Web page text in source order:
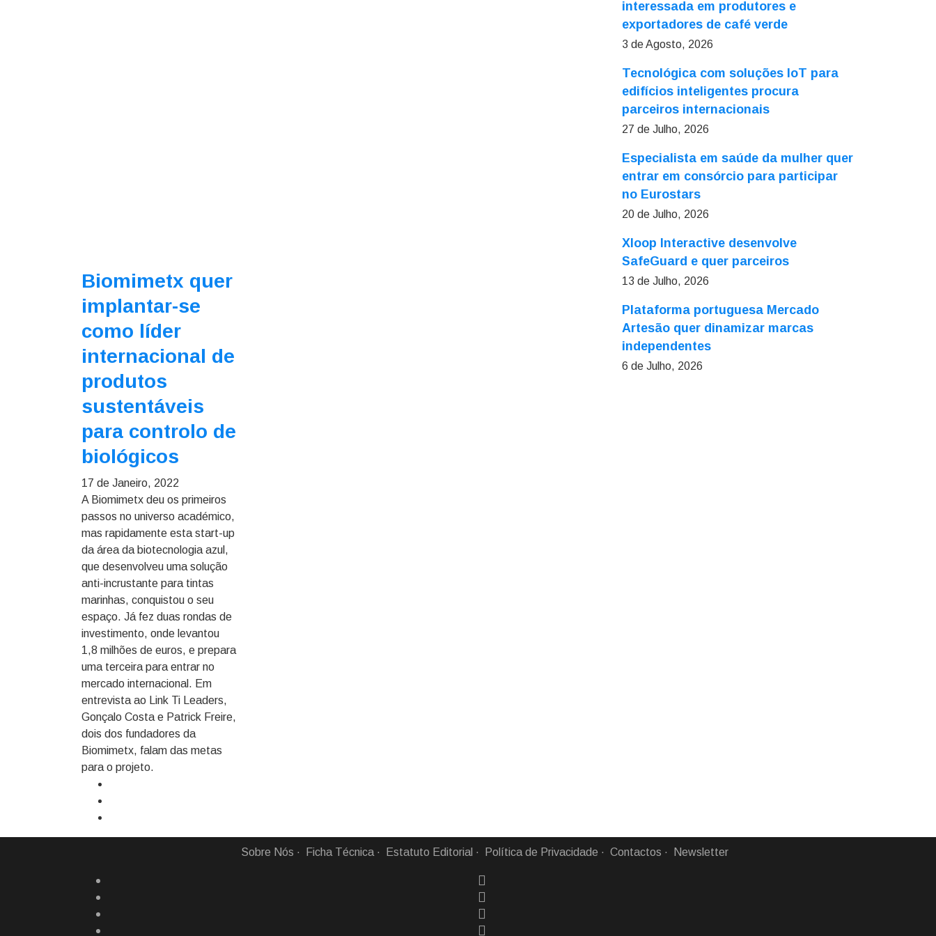
Biomimetx quer
implantar-se
como líder
internacional de
produtos
sustentáveis
para controlo de
biológicos
17 de Janeiro, 2022
A Biomimetx deu os primeiros
passos no universo académico,
mas rapidamente esta start-up
da área da biotecnologia azul,
que desenvolveu uma solução
anti-incrustante para tintas
marinhas, conquistou o seu
espaço. Já fez duas rondas de
investimento, onde levantou
1,8 milhões de euros, e prepara
uma terceira para entrar no
mercado internacional. Em
entrevista ao Link Ti Leaders,
Gonçalo Costa e Patrick Freire,
dois dos fundadores da
Biomimetx, falam das metas
para o projeto.
interessada em produtores e
exportadores de café verde
3 de Agosto, 2026
Tecnológica com soluções IoT para
edifícios inteligentes procura
parceiros internacionais
27 de Julho, 2026
Especialista em saúde da mulher quer
entrar em consórcio para participar
no Eurostars
20 de Julho, 2026
Xloop Interactive desenvolve
SafeGuard e quer parceiros
13 de Julho, 2026
Plataforma portuguesa Mercado
Artesão quer dinamizar marcas
independentes
6 de Julho, 2026
Sobre Nós Ficha Técnica Estatuto Editorial Política de Privacidade Contactos Newsletter